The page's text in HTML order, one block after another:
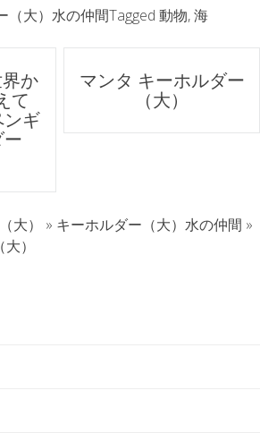
（大）水の仲間Tagged 動物,海
か
て
ンギ
マンタ キーホルダー
（大）
大） » キーホルダー（大）水の仲間 »
）